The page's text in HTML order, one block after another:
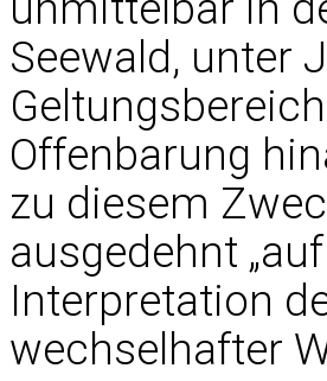
Seewald, unter
Offenbarung
zu diesem
ausgedehnt
Interpretation
wechselhafter